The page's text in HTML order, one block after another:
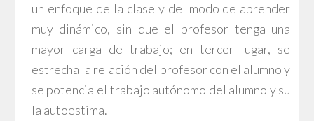
un enfoque de la clase y del modo de aprender
muy dinámico, sin que el profesor tenga una
mayor carga de trabajo; en tercer lugar, se
estrecha la relación del profesor con el alumno y
se potencia el trabajo autónomo del alumno y su
la autoestima.